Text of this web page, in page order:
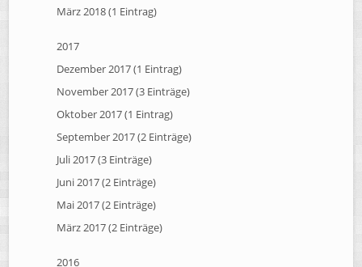
März 2018 (1 Eintrag)
2017
Dezember 2017 (1 Eintrag)
November 2017 (3 Einträge)
Oktober 2017 (1 Eintrag)
September 2017 (2 Einträge)
Juli 2017 (3 Einträge)
Juni 2017 (2 Einträge)
Mai 2017 (2 Einträge)
März 2017 (2 Einträge)
2016